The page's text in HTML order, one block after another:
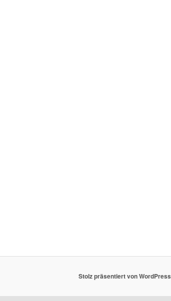
Stolz präsentiert von WordPress